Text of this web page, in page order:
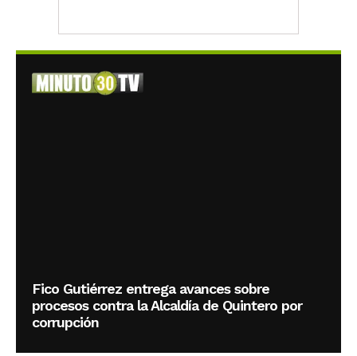
Fico Gutiérrez entrega avances sobre
procesos contra la Alcaldía de Quintero por
corrupción